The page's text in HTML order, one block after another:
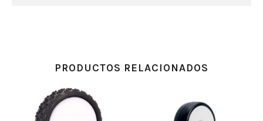
PRODUCTOS RELACIONADOS